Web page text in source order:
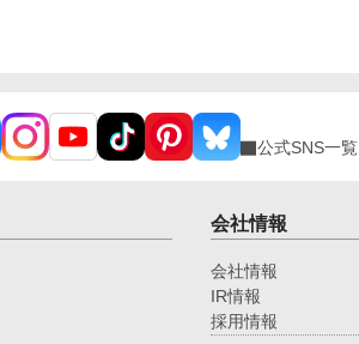
公式SNS一覧
会社情報
会社情報
IR情報
採用情報